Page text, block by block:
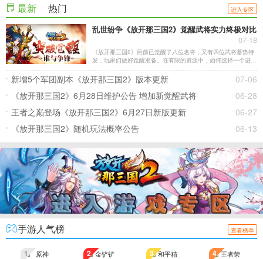
最新 热门 进入专区
乱世纷争《放开那三国2》觉醒武将实力终极对比
07-18
《放开那三国2》目前已觉醒了八位名将，又有四位武将蓄势待
发，玩家们做好觉醒准备。在有限的资源中，如何选择一个进行
07-06
新增5个军团副本《放开那三国2》版本更新
06-28
《放开那三国2》6月28日维护公告 增加新觉醒武将
06-27
王者之巅登场《放开那三国2》6月27日新版更新
06-13
《放开那三国2》随机玩法概率公告
手游人气榜 查看榜单
1 2 3 4